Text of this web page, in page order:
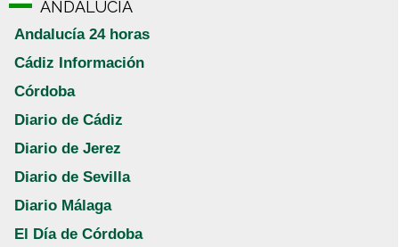
ANDALUCÍA
Andalucía 24 horas
Cádiz Información
Córdoba
Diario de Cádiz
Diario de Jerez
Diario de Sevilla
Diario Málaga
El Día de Córdoba